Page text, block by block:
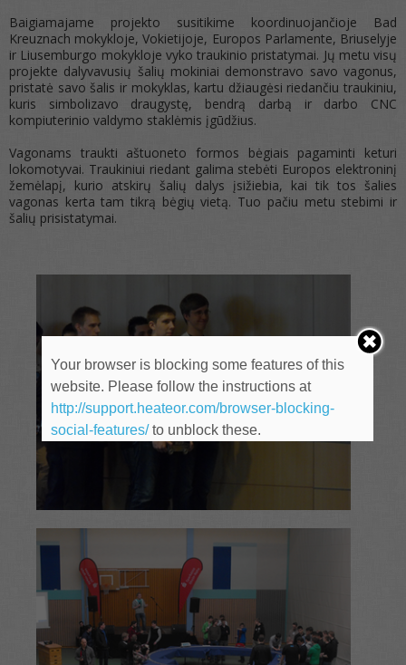
Baigiamajame projekto susitikime koordinuojančioje Bad
Kreuznach mokykloje, Vokietijoje, Europos Parlamente, Briuselyje
ir Liusemburgo mokykloje vyko traukinio pristatymai. Jų metu visų
projekte dalyvavusių šalių mokiniai demonstravo savo vagonus,
pristatė savo šalis ir mokyklas, kartu džiaugėsi riedančiu traukiniu,
kuris simbolizavo draugystę, bendrą darbą ir darbo CNC
kompiuterinio valdymo staklėmis įgūdžius.
Vagonams traukti aštuoneto formos bėgiais pagaminti keturi
lokomotyvai. Traukiniui riedant galima stebėti Europos elektroninį
žemėlapį, kurio atskirų šalių dalys įsižiebia, kai tik tos šalies
vagonas kerta tam tikrą bėgių vietą. Tuo pačiu metu stebimi ir
šalių prisistatymai.
Your browser is blocking some features of this
website. Please follow the instructions at
http://support.heateor.com/browser-blocking-
social-features/to unblock these.